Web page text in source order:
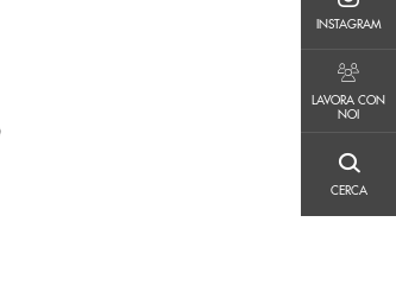
INSTAGRAM
LAVORA CON
NOI
CERCA